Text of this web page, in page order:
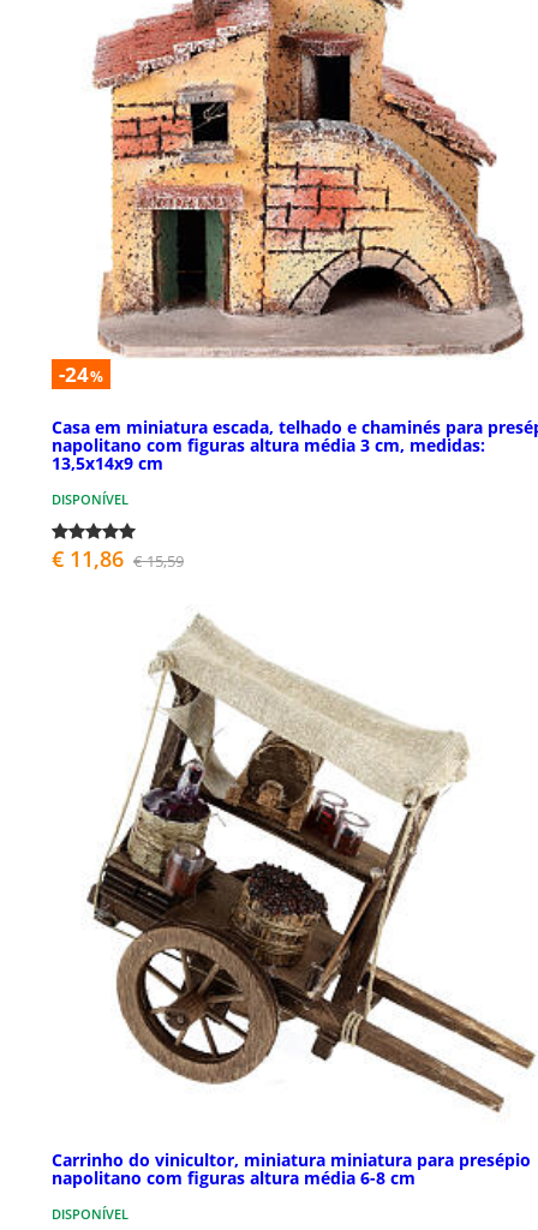
-24%
Casa em miniatura escada, telhado e chaminés para
napolitano com figuras altura média 3 cm, medidas:
13,5x14x9 cm
DISPONÍVEL
€ 11,86 € 15,59
Carrinho do vinicultor, miniatura miniatura para presépio
napolitano com figuras altura média 6-8 cm
DISPONÍVEL